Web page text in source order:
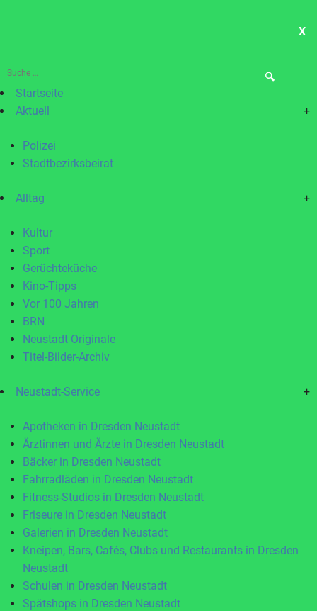
X
Suche
nach:Startseite
Aktuell
+
Polizei
Stadtbezirksbeirat
Alltag +
Kultur
Sport
Gerüchteküche
Kino-Tipps
Vor 100 Jahren
BRN
Neustadt Originale
Titel-Bilder-Archiv
Neustadt-Service +
Apotheken in Dresden Neustadt
Ärztinnen und Ärzte in Dresden Neustadt
Bäcker in Dresden Neustadt
Fahrradläden in Dresden Neustadt
Fitness-Studios in Dresden Neustadt
Friseure in Dresden Neustadt
Galerien in Dresden Neustadt
Kneipen, Bars, Cafés, Clubs und Restaurants in Dresden
Neustadt
Schulen in Dresden Neustadt
Spätshops in Dresden Neustadt